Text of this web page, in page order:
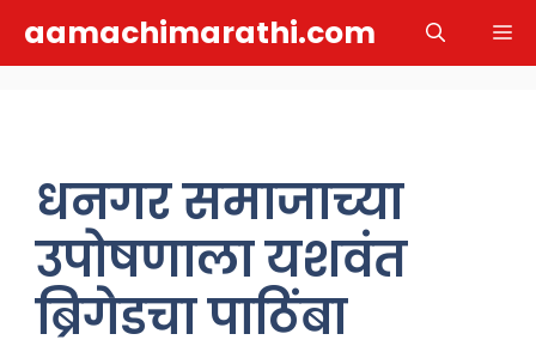
aamachimarathi.com
धनगर समाजाच्या
उपोषणाला यशवंत
ब्रिगेडचा पाठिंबा